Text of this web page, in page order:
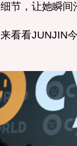
节，让她瞬间
看JUNJIN